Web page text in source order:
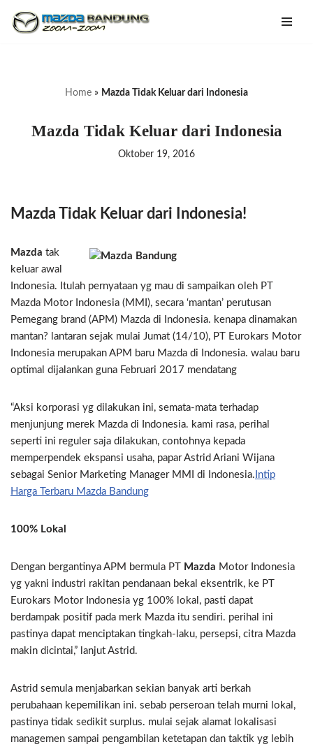
Home » Mazda Tidak Keluar dari Indonesia
Mazda Tidak Keluar dari Indonesia
Oktober 19, 2016
Mazda Tidak Keluar dari Indonesia!
Mazda tak
keluar awal
Indonesia. Itulah pernyataan yg mau di sampaikan oleh PT
Mazda Motor Indonesia (MMI), secara ‘mantan’ perutusan
Pemegang brand (APM) Mazda di Indonesia. kenapa dinamakan
mantan? lantaran sejak mulai Jumat (14/10), PT Eurokars Motor
Indonesia merupakan APM baru Mazda di Indonesia. walau baru
optimal dijalankan guna Februari 2017 mendatang
“Aksi korporasi yg dilakukan ini, semata-mata terhadap
menjunjung merek Mazda di Indonesia. kami rasa, perihal
seperti ini reguler saja dilakukan, contohnya kepada
memperpendek ekspansi usaha, papar Astrid Ariani Wijana
sebagai Senior Marketing Manager MMI di Indonesia. Intip
Harga Terbaru Mazda Bandung
100% Lokal
Dengan bergantinya APM bermula PT Mazda Motor Indonesia
yg yakni industri rakitan pendanaan bekal eksentrik, ke PT
Eurokars Motor Indonesia yg 100% lokal, pasti dapat
berdampak positif pada merk Mazda itu sendiri. perihal ini
pastinya dapat menciptakan tingkah-laku, persepsi, citra Mazda
makin dicintai,” lanjut Astrid.
Astrid semula menjabarkan sekian banyak arti berkah
perubahaan kepemilikan ini. sebab perseroan telah murni lokal,
pastinya tidak sedikit surplus. mulai sejak alamat lokalisasi
managemen sampai pengambilan ketetapan dan taktik yg lebih